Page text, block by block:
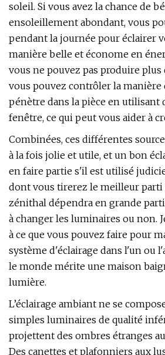
soleil. Si vous avez la chance de
ensoleillement abondant, vous
pendant la journée pour éclairer
manière belle et économe en
vous ne pouvez pas produire
vous pouvez contrôler la
pénètre dans la pièce en utilisant
fenêtre, ce qui peut vous aider à
Combinées, ces différentes
à la fois jolie et utile, et un bon
en faire partie s'il est utilisé
dont vous tirerez le meilleur parti
zénithal dépendra en grande
à changer les luminaires ou non.
à ce que vous pouvez faire pour
système d'éclairage dans l'un ou
le monde mérite une maison
lumière.
L’éclairage ambiant ne se
simples luminaires de qualité
projettent des ombres étranges
Des canettes et plafonniers aux